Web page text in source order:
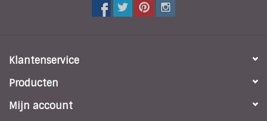
Klantenservice
Producten
Mijn account